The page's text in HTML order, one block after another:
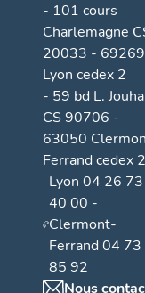
- 101 cours
Charlemagne
20033 - 69269
Lyon cedex 2
- 59 bd L.
CS 90706 -
63050
Ferrand cedex 2
Lyon 04 26 73
40 00 -
Clermont-
Ferrand 04
85 92
Nous